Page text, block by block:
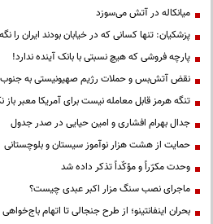
میانکاله در آتش می‌سوزد
پزشکیان: تنها کسانی که در خیابان بودند ایران
پارچه فروشی که هیچ نسبتی با بانک آینده ندارد!
نقض آتش‌بس و حملات رژیم صهیونیستی به جنوب
تنگه هرمز قابل معامله نیست برای آمریکا معبر باز
جدال بهرام افشاری و امین حیایی در صدر جدول
حمایت از هشت هزار نوآموز سیستان و بلوچستانی
وحدت مکرّراً و مؤکّداً تذکر داده شد
ماجرای نصب سنگ مزار اکبر عبدی چیست؟
بحران اینفانتینو؛ از طرح جنجالی تا اتهام باج‌خواهی